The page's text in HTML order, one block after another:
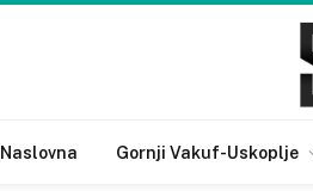
Naslovna Gornji Vakuf-Uskoplje